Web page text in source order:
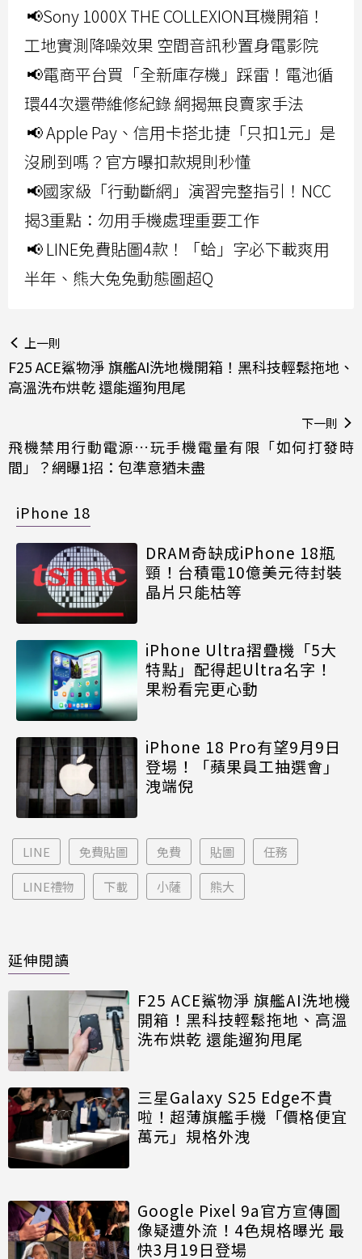
📢Sony 1000X THE COLLEXION耳機開箱！
工地實測降噪效果 空間音訊秒置身電影院
📢電商平台買「全新庫存機」踩雷！電池循
環44次還帶維修紀錄 網揭無良賣家手法
📢 Apple Pay、信用卡搭北捷「只扣1元」是
沒刷到嗎？官方曝扣款規則秒懂
📢國家級「行動斷網」演習完整指引！NCC
揭3重點：勿用手機處理重要工作
📢 LINE免費貼圖4款！「蛤」字必下載爽用
半年、熊大兔兔動態圖超Q
上一則
F25 ACE鯊物淨 旗艦AI洗地機開箱！黑科技輕鬆拖地、
高溫洗布烘乾 還能遛狗甩尾
下一則
飛機禁用行動電源…玩手機電量有限「如何打發時
間」？網曝1招：包準意猶未盡
iPhone 18
DRAM奇缺成iPhone 18瓶
頸！台積電10億美元待封裝
晶片只能枯等
iPhone Ultra摺疊機「5大
特點」配得起Ultra名字！
果粉看完更心動
iPhone 18 Pro有望9月9日
登場！「蘋果員工抽選會」
洩端倪
LINE 免費貼圖 免費 貼圖 任務
LINE禮物 下載 小薩 熊大
延伸閱讀
F25 ACE鯊物淨 旗艦AI洗地機
開箱！黑科技輕鬆拖地、高溫
洗布烘乾 還能遛狗甩尾
三星Galaxy S25 Edge不貴
啦！超薄旗艦手機「價格便宜
萬元」規格外洩
Google Pixel 9a官方宣傳圖
像疑遭外流！4色規格曝光 最
快3月19日登場